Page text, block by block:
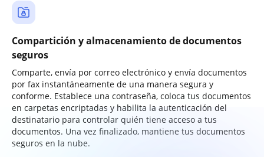
Compartición y almacenamiento de documentos
seguros
Comparte, envía por correo electrónico y envía documentos
por fax instantáneamente de una manera segura y
conforme. Establece una contraseña, coloca tus documentos
en carpetas encriptadas y habilita la autenticación del
destinatario para controlar quién tiene acceso a tus
documentos. Una vez finalizado, mantiene tus documentos
seguros en la nube.